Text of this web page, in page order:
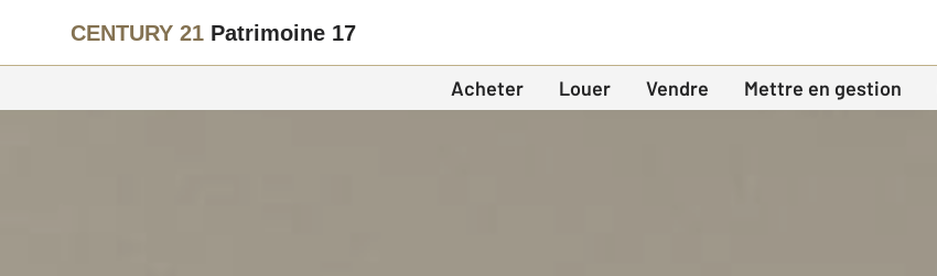
CENTURY 21 Patrimoine 17
Acheter Louer Vendre Mettre en gestion